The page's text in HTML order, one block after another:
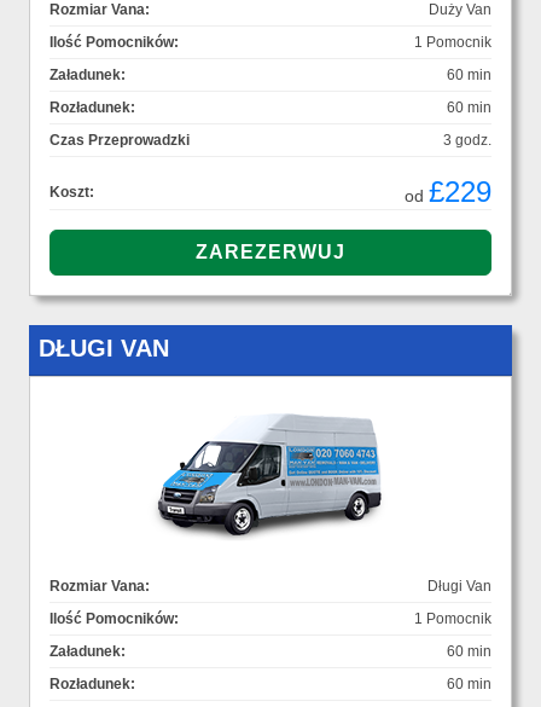
Rozmiar Vana:
Duży Van
Ilość Pomocników:
1 Pomocnik
Załadunek:
60 min
Rozładunek:
60 min
Czas Przeprowadzki
3 godz.
Koszt: od £229
DŁUGI VAN
Rozmiar Vana:
Długi Van
Ilość Pomocników:
1 Pomocnik
Załadunek:
60 min
Rozładunek:
60 min